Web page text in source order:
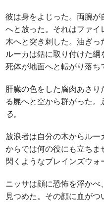
彼は身をよじった。両腕
へと放った。それはファイ
木へと突き刺した。油ぎっ
ルーカは銛に取り付けた綱
死体が地面へと転がり落ち
肝臓の色をした腐肉あさ
る屍へと空から群がった。
る。
放浪者は自分の木からル
からでは何の役にも立ち
閃くようなプレインズウォ
ニッサは顔に恐怖を浮か
見つめた。その顔に血が